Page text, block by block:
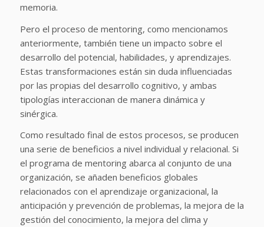
memoria.
Pero el proceso de mentoring, como mencionamos
anteriormente, también tiene un impacto sobre el
desarrollo del potencial, habilidades, y aprendizajes.
Estas transformaciones están sin duda influenciadas
por las propias del desarrollo cognitivo, y ambas
tipologías interaccionan de manera dinámica y
sinérgica.
Como resultado final de estos procesos, se producen
una serie de beneficios a nivel individual y relacional. Si
el programa de mentoring abarca al conjunto de una
organización, se añaden beneficios globales
relacionados con el aprendizaje organizacional, la
anticipación y prevención de problemas, la mejora de la
gestión del conocimiento, la mejora del clima y